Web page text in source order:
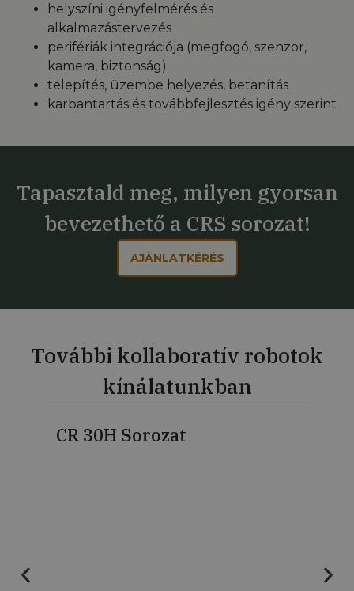
helyszíni igényfelmérés és
alkalmazástervezés
perifériák integrációja (megfogó, szenzor,
kamera, biztonság)
telepítés, üzembe helyezés, betanítás
karbantartás és továbbfejlesztés igény szerint
Tapasztald meg, milyen gyorsan
bevezethető a CRS sorozat!
AJÁNLATKÉRÉS
További kollaboratív robotok
kínálatunkban
CR 30H Sorozat